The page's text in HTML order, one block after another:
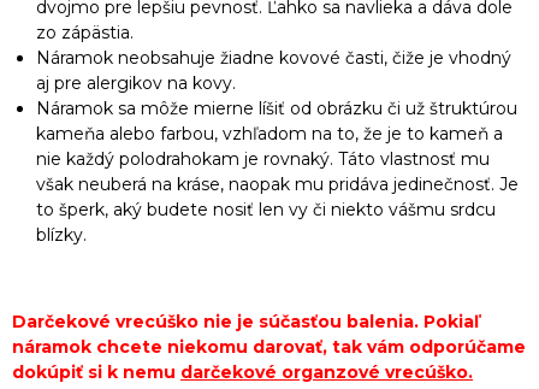
dvojmo pre lepšiu pevnosť. Ľahko sa navlieka a dáva dole
zo zápästia.
Náramok neobsahuje žiadne kovové časti, čiže je vhodný
aj pre alergikov na kovy.
Náramok sa môže mierne líšiť od obrázku či už štruktúrou
kameňa alebo farbou, vzhľadom na to, že je to kameň a
nie každý polodrahokam je rovnaký. Táto vlastnosť mu
však neuberá na kráse, naopak mu pridáva jedinečnosť. Je
to šperk, aký budete nosiť len vy či niekto vášmu srdcu
blízky.
Darčekové vrecúško nie je súčasťou balenia. Pokiaľ
náramok chcete niekomu darovať, tak vám odporúčame
dokúpiť si k nemu darčekové organzové vrecúško.